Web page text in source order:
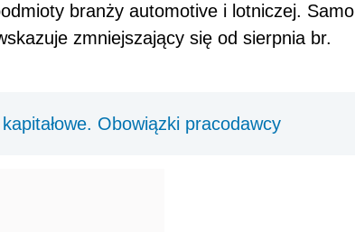
branży automotive i lotniczej. Samo
zmniejszający się od sierpnia br.
Obowiązki pracodawcy